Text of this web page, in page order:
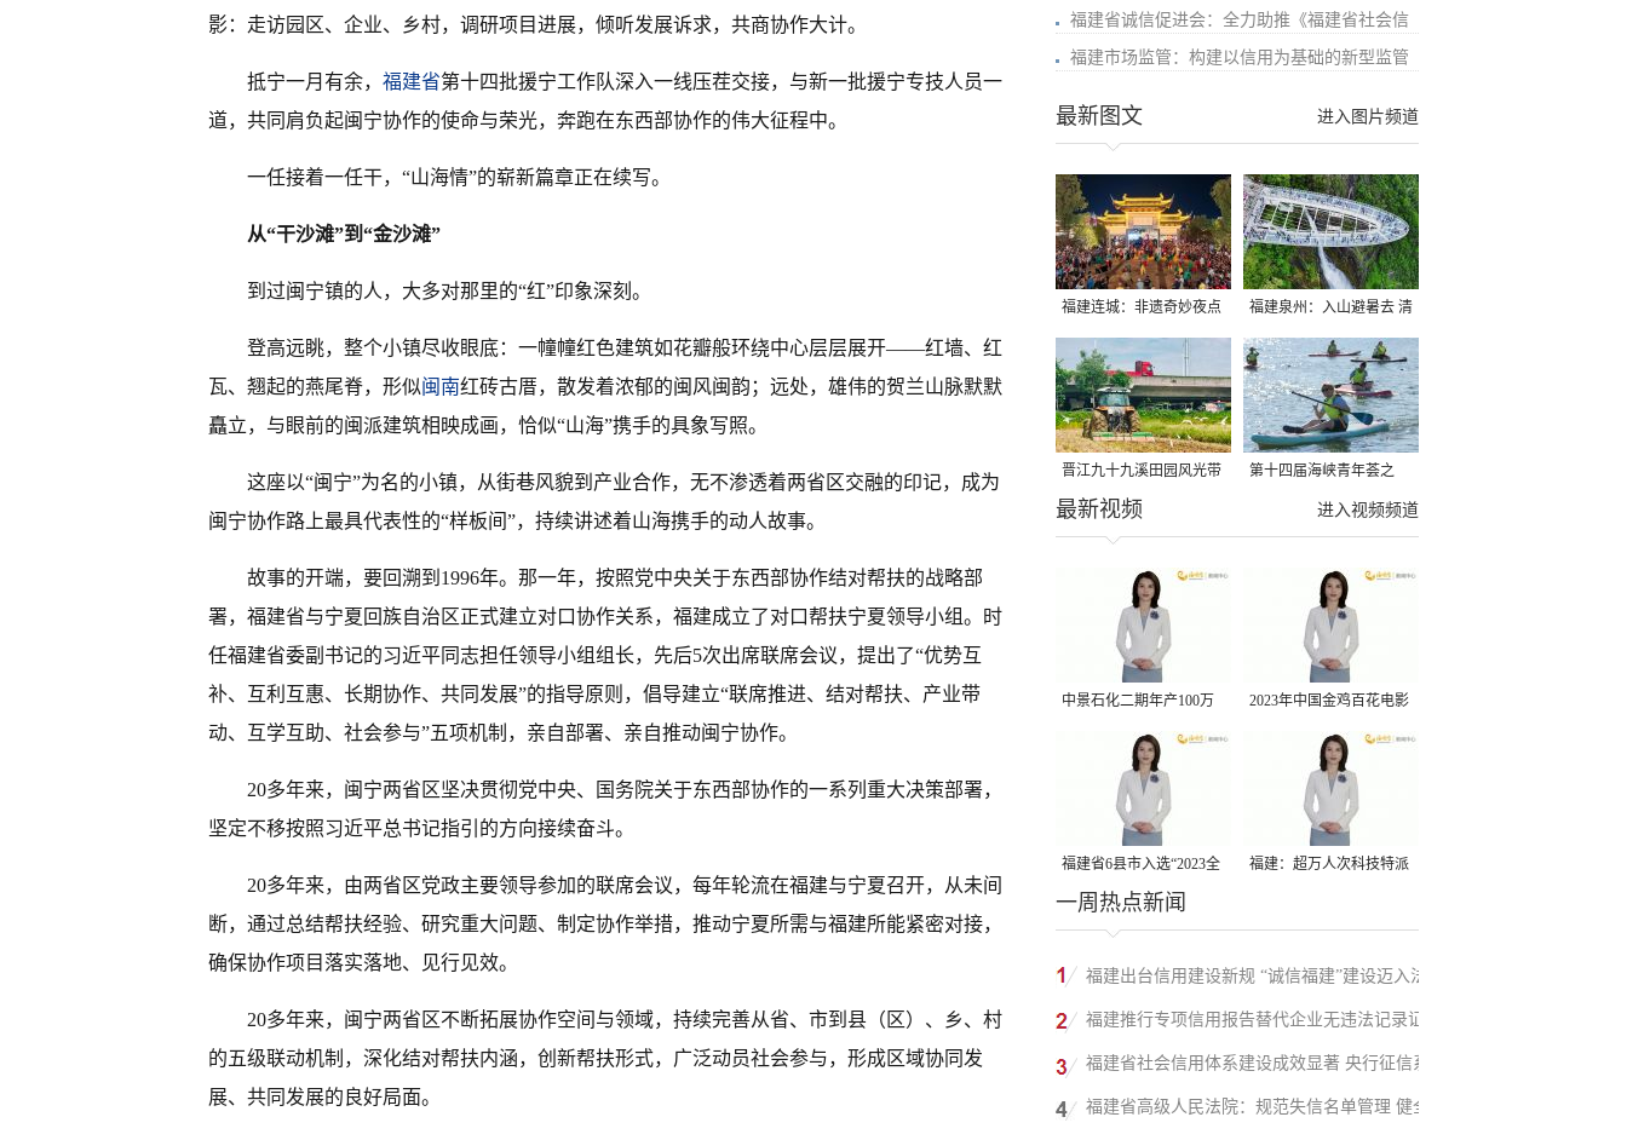
影：走访园区、企业、乡村，调研项目进展，倾听发展诉求，共商协作大计。
抵宁一月有余， 福建省第十四批援宁工作队深入一线压茬交接，与新一批援宁专技人员一
道，共同肩负起闽宁协作的使命与荣光，奔跑在东西部协作的伟大征程中。
一任接着一任干，“山海情”的崭新篇章正在续写。
从“干沙滩”到“金沙滩”
到过闽宁镇的人，大多对那里的“红”印象深刻。
登高远眺，整个小镇尽收眼底：一幢幢红色建筑如花瓣般环绕中心层层展开——红墙、红
瓦、翘起的燕尾脊，形似闽南红砖古厝，散发着浓郁的闽风闽韵；远处，雄伟的贺兰山脉默默
矗立，与眼前的闽派建筑相映成画，恰似“山海”携手的具象写照。
这座以“闽宁”为名的小镇，从街巷风貌到产业合作，无不渗透着两省区交融的印记，成为
闽宁协作路上最具代表性的“样板间”，持续讲述着山海携手的动人故事。
故事的开端，要回溯到1996年。那一年，按照党中央关于东西部协作结对帮扶的战略部
署，福建省与宁夏回族自治区正式建立对口协作关系，福建成立了对口帮扶宁夏领导小组。时
任福建省委副书记的习近平同志担任领导小组组长，先后5次出席联席会议，提出了“优势互
补、互利互惠、长期协作、共同发展”的指导原则，倡导建立“联席推进、结对帮扶、产业带
动、互学互助、社会参与”五项机制，亲自部署、亲自推动闽宁协作。
20多年来，闽宁两省区坚决贯彻党中央、国务院关于东西部协作的一系列重大决策部署，
坚定不移按照习近平总书记指引的方向接续奋斗。
20多年来，由两省区党政主要领导参加的联席会议，每年轮流在福建与宁夏召开，从未间
断，通过总结帮扶经验、研究重大问题、制定协作举措，推动宁夏所需与福建所能紧密对接，
确保协作项目落实落地、见行见效。
20多年来，闽宁两省区不断拓展协作空间与领域，持续完善从省、市到县（区）、乡、村
的五级联动机制，深化结对帮扶内涵，创新帮扶形式，广泛动员社会参与，形成区域协同发
展、共同发展的良好局面。
福建省诚信促进会：全力助推《福建省社会信
福建市场监管：构建以信用为基础的新型监管
进入图片频道
最新图文
福建连城：非遗奇妙夜点
亮夏夜
福建泉州：入山避暑去 清
凉好惬意
晋江九十九溪田园风光带
千亩早稻迎来成熟收割季
第十四届海峡青年荟之
2026榕台青年大学生水上
进入视频频道
最新视频
中景石化二期年产100万
吨丙烷脱氢项目建成中交
2023年中国金鸡百花电影
节有福电影巡展31日启动
福建省6县市入选“2023全
国县域发展潜力百强县”
福建：超万人次科技特派
一周热点新闻
福建出台信用建设新规 “诚信福建”建设迈入法
治化新阶段
福建推行专项信用报告替代企业无违法记录证
明改革成效显著
福建省社会信用体系建设成效显著 央行征信系
统赋能实体经济
福建省高级人民法院：规范失信名单管理 健全